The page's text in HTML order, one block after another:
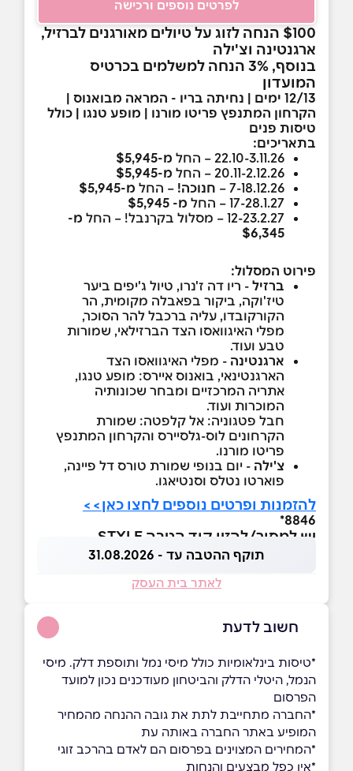
לפרטים נוספים ורכישה
$100 הנחה לזוג על טיולים מאורגנים לברזיל,
ארגנטינה וצ'ילה
בנוסף, 3% הנחה למשלמים בכרטיס
המועדון
12/13 ימים | נחיתה בריו - המראה מבואנוס |
הקרחון המתנפץ פריטו מורנו | מופע טנגו | כולל
טיסות פנים
בתאריכים:
22.10-3.11.26 – החל
מ-$5,945
20.11-2.12.26 – החל
מ-$5,945
7-18.12.26 –
חנוכה! – החל מ-$5,945
17-28.1.27 – החל
מ- $5,945
12-23.2.27 – מסלול בקרנבל! – החל
מ-
$6,345
פירוט המסלול:
ברזיל - ריו דה ז'נרו, טיול ג'יפים ביער
טיז'וקה, ביקור בפאבלה מקומית, הר
הקורקובדו, עליה ברכבל להר הסוכר,
מפלי האיגוואסו הצד הברזילאי, שמורות
טבע ועוד.
ארגנטינה - מפלי האיגוואסו הצד
הארגנטינאי, בואנוס איירס: מופע טנגו,
אתריה המרכזיים ומבחר שכונותיה
המוכרות ועוד.
חבל פטגוניה: אל קלפטה: שמורת
הקרחונים לוס-גלסיירס והקרחון המתנפץ
פריטו מורנו.
צ'ילה - יום בנופי שמורת טורס דל פיינה,
פוארטו נטלס וסנטיאגו.
להזמנות ופרטים נוספים לחצו כאן>>
8846*
יש למסור/להזין קוד הטבה STYLE
תוקף ההטבה עד - 31.08.2026
לאתר בית העסק
חשוב לדעת
*טיסות בינלאומיות כולל מיסי נמל ותוספת דלק. מיסי
הנמל, היטלי הדלק והביטחון מעודכנים נכון למועד
הפרסום
*החברה מתחייבת לתת את גובה ההנחה מהמחיר
המופיע באתר החברה באותה עת
*המחירים המצוינים בפרסום הם לאדם בהרכב זוגי
*אין כפל מבצעים והנחות